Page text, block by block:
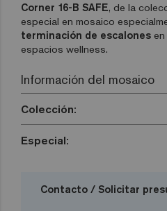
Corner 16-B SAFE, de la
especial en mosaico
terminación de escalones
espacios wellness.
Información del mosaico
Colección:
Especial:
Contacto / Solicitar